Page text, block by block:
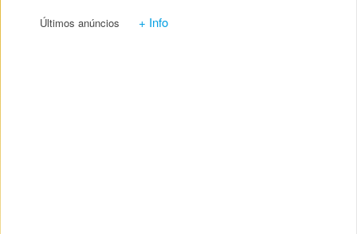
Últimos anúncios + Info